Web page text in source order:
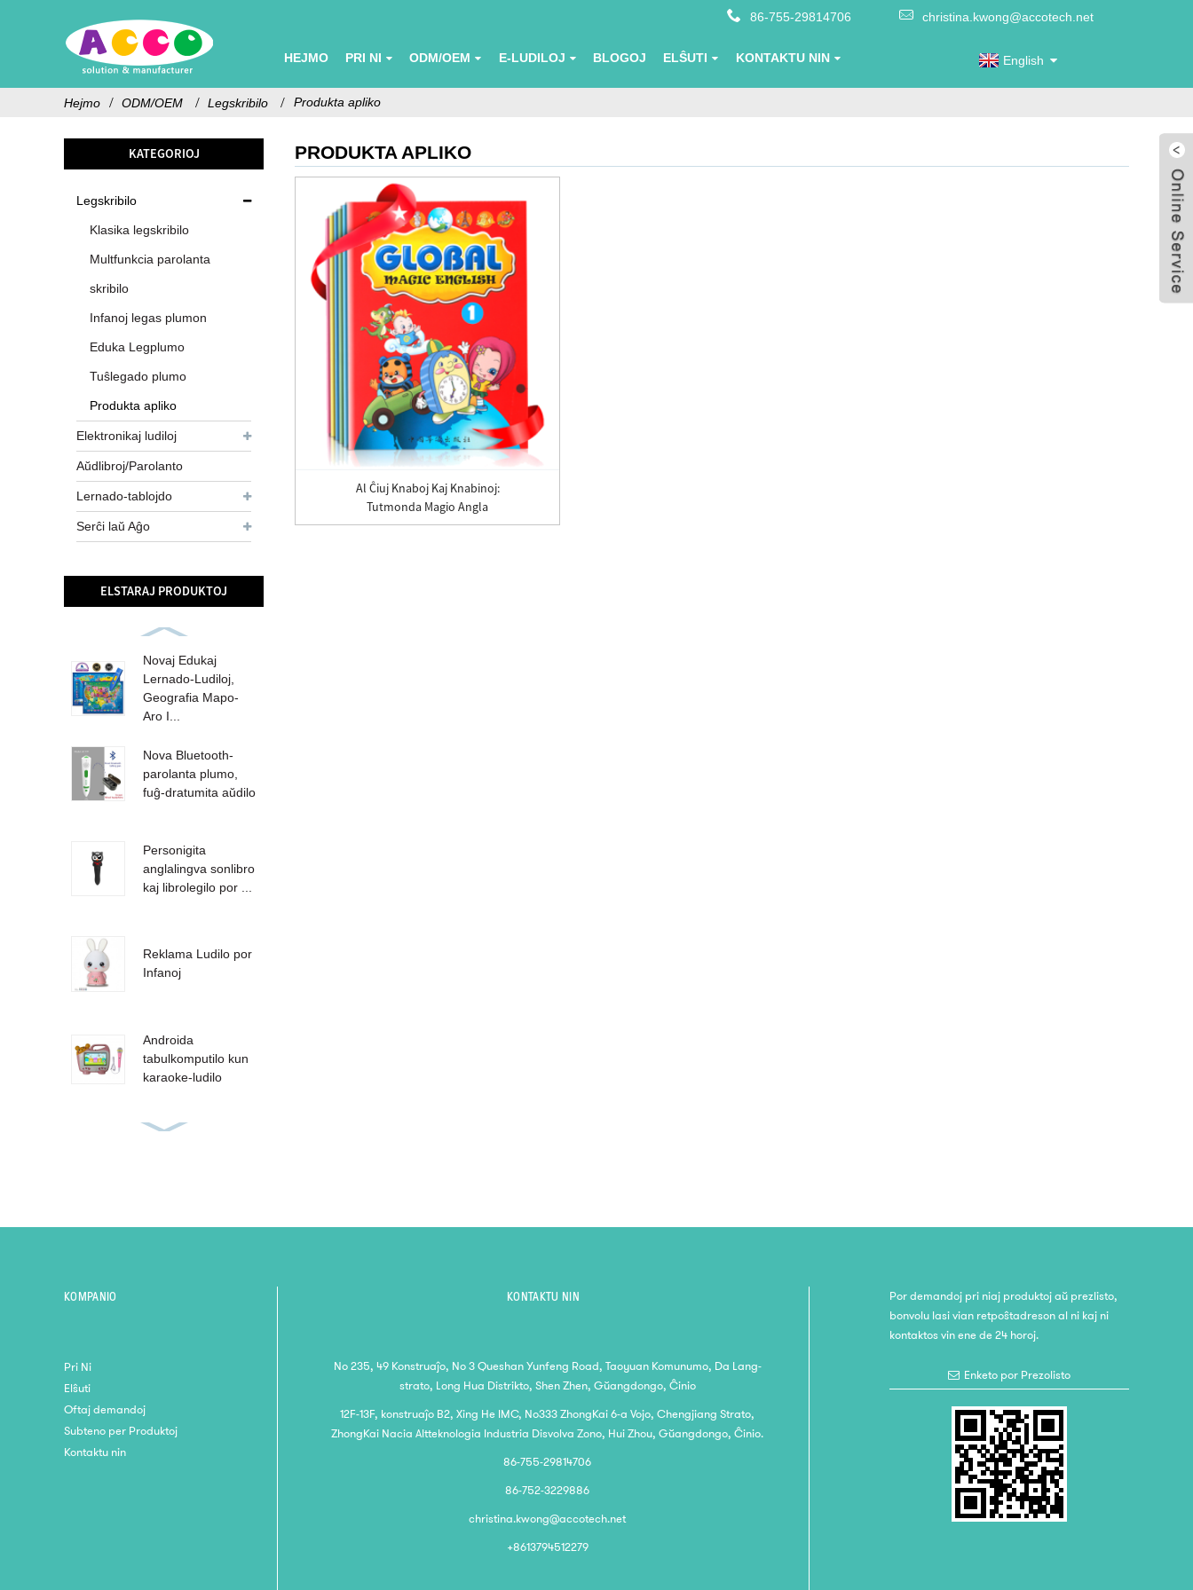
86-755-29814706 christina.kwong@accotech.net
HEJMO PRI NI ODM/OEM E-LUDILOJ BLOGOJ ELŜUTI KONTAKTU NIN English
Hejmo ODM/OEM Legskribilo Produkta apliko
KATEGORIOJ
Legskribilo
Klasika legskribilo
Multfunkcia parolanta
skribilo
Infanoj legas plumon
Eduka Legplumo
Tuŝlegado plumo
Produkta apliko
Elektronikaj ludiloj
Aŭdlibroj/Parolanto
Lernado-tablojdo
Serĉi laŭ Aĝo
ELSTARAJ PRODUKTOJ
Novaj Edukaj
Lernado-Ludiloj,
Geografia Mapo-
Aro I...
Nova Bluetooth-
parolanta plumo,
fuĝ-dratumita aŭdilo
Personigita
anglalingva sonlibro
kaj librolegilo por ...
Reklama Ludilo por
Infanoj
Androida
tabulkomputilo kun
karaoke-ludilo
Aŭdlibroj lingvoj
fungo personigita
PRODUKTA APLIKO
Al Ĉiuj Knaboj Kaj Knabinoj:
Tutmonda Magio Angla
KOMPANIO
Pri Ni
Elŝuti
Oftaj demandoj
Subteno per Produktoj
Kontaktu nin
KONTAKTU NIN
No 235, 49 Konstruaĵo, No 3 Queshan Yunfeng Road, Taoyuan Komunumo, Da Lang-
strato, Long Hua Distrikto, Shen Zhen, Gŭangdongo, Ĉinio
12F-13F, konstruaĵo B2, Xing He IMC, No333 ZhongKai 6-a Vojo, Chengjiang Strato,
ZhongKai Nacia Altteknologia Industria Disvolva Zono, Hui Zhou, Gŭangdongo, Ĉinio.
86-755-29814706
86-752-3229886
christina.kwong@accotech.net
+8613794512279
Por demandoj pri niaj produktoj aŭ prezlisto,
bonvolu lasi vian retpoŝtadreson al ni kaj ni
kontaktos vin ene de 24 horoj.
Enketo por Prezolisto